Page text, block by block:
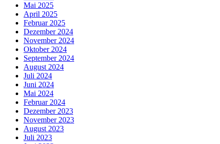
Mai 2025
April 2025
Februar 2025
Dezember 2024
November 2024
Oktober 2024
September 2024
August 2024
Juli 2024
Juni 2024
Mai 2024
Februar 2024
Dezember 2023
November 2023
August 2023
Juli 2023